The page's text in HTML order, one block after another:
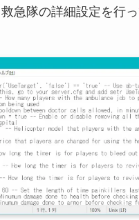
急隊の詳細設定を行